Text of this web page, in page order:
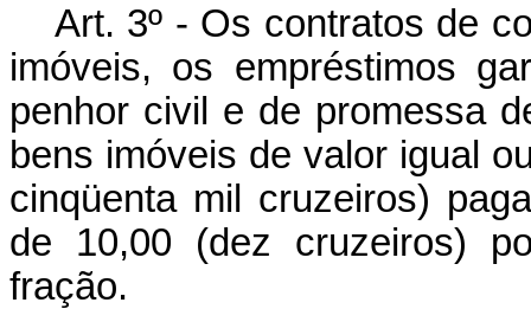
Art. 3º - Os contratos de
imóveis, os empréstimos
penhor civil e de promessa
bens imóveis de valor igual
cinqüenta mil cruzeiros)
de 10,00 (dez cruzeiros)
fração.